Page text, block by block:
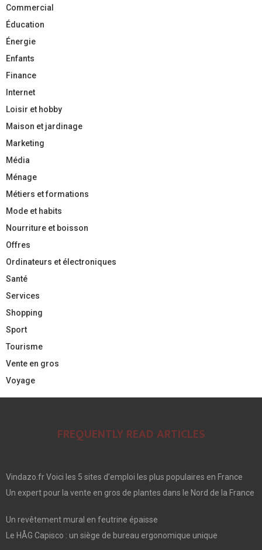
Commercial
Éducation
Énergie
Enfants
Finance
Internet
Loisir et hobby
Maison et jardinage
Marketing
Média
Ménage
Métiers et formations
Mode et habits
Nourriture et boisson
Offres
Ordinateurs et électroniques
Santé
Services
Shopping
Sport
Tourisme
Vente en gros
Voyage
FREQUENTLY READ ARTICLES
Vindazo.fr Voici les 5 sites d’emploi les plus populaires en France
Un expert pour la vente en gros de plantes dans le Nord de la France
Un revêtement mural en feutrine épaisse
Le HÅG Capisco : un siège de bureau ergonomique unique